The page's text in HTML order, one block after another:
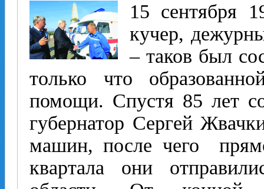
15 сентября
кучер,
– таков был
только что
помощи. Спустя 85 лет
губернатор Сергей
машин, после чего
квартала они